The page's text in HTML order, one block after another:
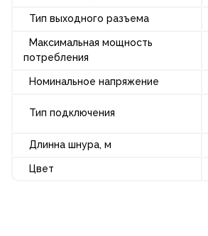
Тип выходного разъема
Максимальная мощность
потребления
Номинальное напряжение
Тип подключения
Длинна шнура, м
Цвет